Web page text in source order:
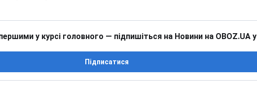
у курсі головного — підпишіться на Новини на OBOZ.UA у
Підписатися